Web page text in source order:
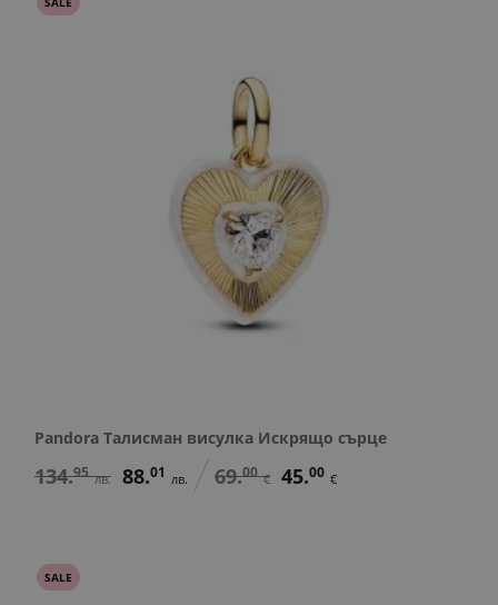
Pandora Талисман висулка Искрящо сърце
134.95 лв. 88.01 лв. 69.00 € 45.00 €
SALE